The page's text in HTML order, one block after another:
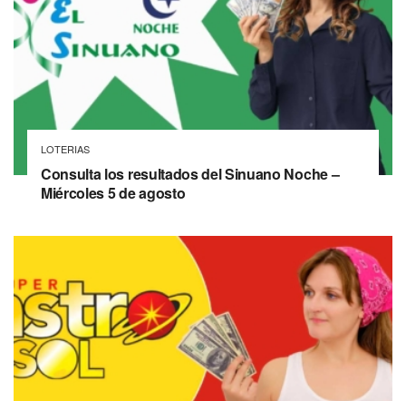
LOTERIAS
Consulta los resultados del Sinuano Noche –
Miércoles 5 de agosto